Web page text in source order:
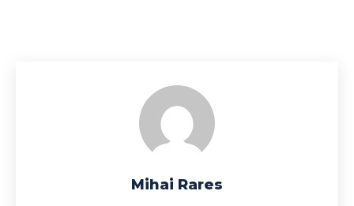
Mihai Rares